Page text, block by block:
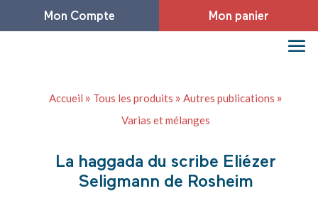
Mon Compte Mon panier
Accueil » Tous les produits »Autres publications »
Varias et mélanges
La haggada du scribe Eliézer
Seligmann de Rosheim